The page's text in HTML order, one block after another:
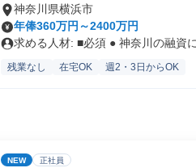
神奈川県横浜市
年俸360万円～2400万円
求める人材: ■必須 ● 神奈川の融資
残業なし 在宅OK 週2・3日からOK
NEW 正社員